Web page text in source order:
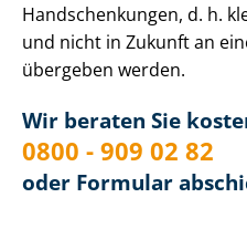
Handschenkungen, d. h.
und nicht in Zukunft an
übergeben werden.
Wir beraten Sie
0800 - 909 02 82
oder Formular